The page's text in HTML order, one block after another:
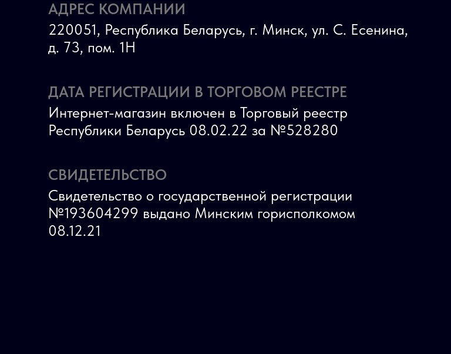
СВИДЕТЕЛЬСТВО
Свидетельство о государственной регистрации
№193604299 выдано Минским горисполкомом
08.12.21
ДАТА РЕГИСТРАЦИИ В ТОРГОВОМ РЕЕСТРЕ
Интернет-магазин включен в Торговый реестр
Республики Беларусь 08.02.22 за №528280
АДРЕС КОМПАНИИ
220051, Республика Беларусь, г. Минск, ул. С. Есенина,
д. 73, пом. 1Н